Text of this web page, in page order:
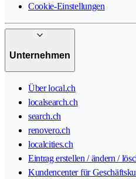
Cookie-Einstellungen
Unternehmen
Über local.ch
localsearch.ch
search.ch
renovero.ch
localcities.ch
Eintrag erstellen / ändern /
Kundencenter für